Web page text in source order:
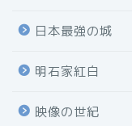
日本最強の城
明石家紅白
映像の世紀